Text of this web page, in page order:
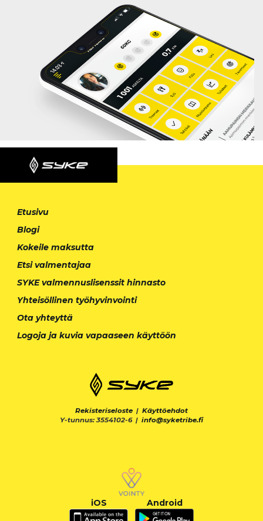
Etusivu
Blogi
Kokeile maksutta
Etsi valmentajaa
SYKE valmennuslisenssit hinnasto
Yhteisöllinen työhyvinvointi
Ota yhteyttä
Logoja ja kuvia vapaaseen käyttöön
Rekisteriseloste | Käyttöehdot
Y-tunnus: 3554102-6 | info@syketribe.fi
iOS Android